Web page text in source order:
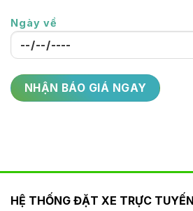
Ngày về
HỆ THỐNG ĐẶT XE TRỰC